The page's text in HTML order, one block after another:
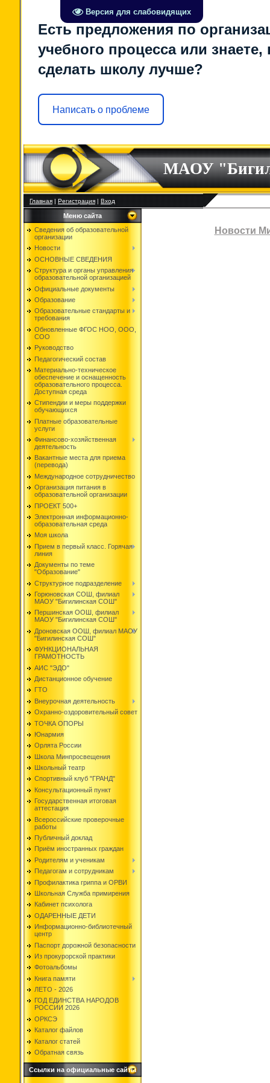
Версия для слабовидящих
Есть предложения по
учебного процесса или знаете,
сделать школу лучше?
Написать о проблеме
МАОУ
Главная|Регистрация|Вход
Меню сайта
Сведения об образовательной
организации
Новости
ОСНОВНЫЕ СВЕДЕНИЯ
Структура и органы управления
образовательной организацией
Официальные документы
Образование
Образовательные стандарты и
требования
Обновленные ФГОС НОО, ООО,
СОО
Руководство
Педагогический состав
Материально-техническое
обеспечение и оснащенность
образовательного процесса.
Доступная среда
Стипендии и меры поддержки
обучающихся
Платные образовательные
услуги
Финансово-хозяйственная
деятельность
Вакантные места для приема
(перевода)
Международное сотрудничество
Организация питания в
образовательной организации
ПРОЕКТ 500+
Электронная информационно-
образовательная среда
Моя школа
Прием в первый класс. Горячая
линия
Документы по теме
"Образование"
Структурное подразделение
Горюновская СОШ, филиал
МАОУ "Бигилинская СОШ"
Першинская ООШ, филиал
МАОУ "Бигилинская СОШ"
Дроновская ООШ, филиал МАОУ
"Бигилинская СОШ"
ФУНКЦИОНАЛЬНАЯ
ГРАМОТНОСТЬ
АИС "ЭДО"
Дистанционное обучение
ГТО
Внеурочная деятельность
Охранно-оздоровительный совет
ТОЧКА ОПОРЫ
Юнармия
Орлята России
Школа Минпросвещения
Школьный театр
Спортивный клуб "ГРАНД"
Консультационный пункт
Государственная итоговая
аттестация
Всероссийские проверочные
работы
Публичный доклад
Приём иностранных граждан
Родителям и ученикам
Педагогам и сотрудникам
Профилактика гриппа и ОРВИ
Школьная Служба примирения
Кабинет психолога
ОДАРЕННЫЕ ДЕТИ
Информационно-библиотечный
центр
Паспорт дорожной безопасности
Из прокурорской практики
Фотоальбомы
Книга памяти
ЛЕТО - 2026
ГОД ЕДИНСТВА НАРОДОВ
РОССИИ 2026
ОРКСЭ
Каталог файлов
Каталог статей
Обратная связь
Ссылки на официальные сайты
Новости